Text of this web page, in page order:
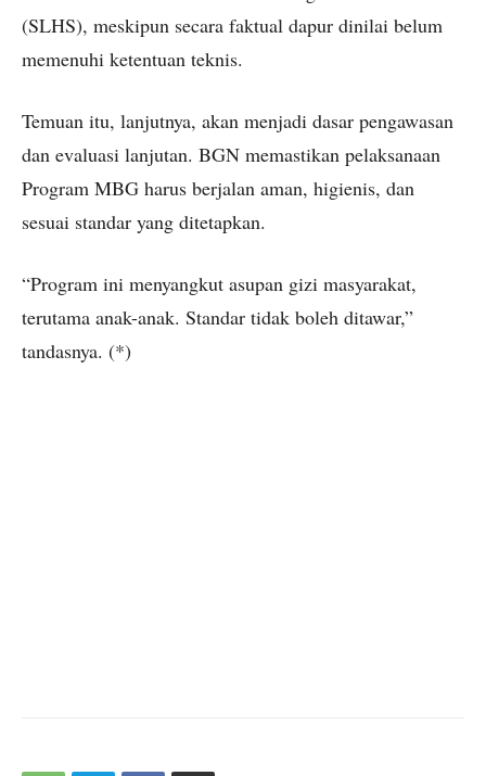
(SLHS), meskipun secara faktual dapur dinilai belum
memenuhi ketentuan teknis.
Temuan itu, lanjutnya, akan menjadi dasar pengawasan
dan evaluasi lanjutan. BGN memastikan pelaksanaan
Program MBG harus berjalan aman, higienis, dan
sesuai standar yang ditetapkan.
“Program ini menyangkut asupan gizi masyarakat,
terutama anak-anak. Standar tidak boleh ditawar,”
tandasnya. (*)